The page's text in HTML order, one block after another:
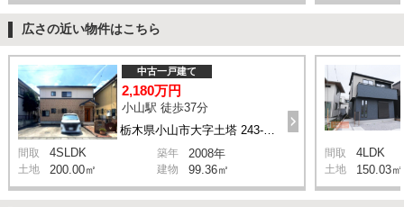
広さの近い物件はこちら
栃木県小山市大字土塔 243-146
中古一戸建て
2,180万円
小山駅 徒歩37分
間取 4SLDK 築年 2008年
土地 200.00㎡ 建物 99.36㎡
間取 4LDK
土地 150.03㎡